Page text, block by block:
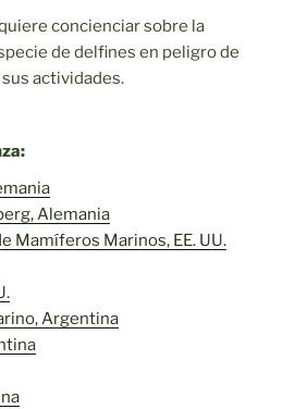
concienciar sobre la
de delfines en peligro de
actividades.
Alemania
Mamíferos Marinos, EE. UU.
Argentina